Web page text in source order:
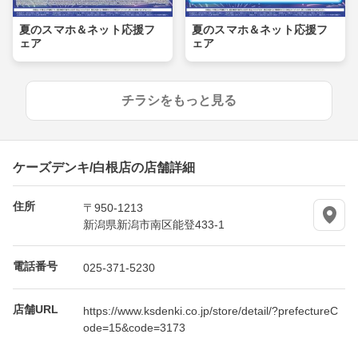
夏のスマホ＆ネット応援フ
ェア
夏のスマホ＆ネット応援フ
ェア
チラシをもっと見る
ケーズデンキ/白根店の店舗詳細
住所
〒950-1213
新潟県新潟市南区能登433-1
電話番号 025-371-5230
店舗URL
https://www.ksdenki.co.jp/store/detail/?prefectureC
ode=15&code=3173